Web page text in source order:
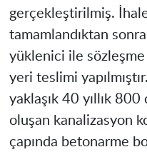
gerçekleştirilmiş.
tamamlandıktan
yüklenici ile sözleşme
yeri teslimi
yaklaşık 40 yıllık
oluşan kanalizasyon
çapında betonarme